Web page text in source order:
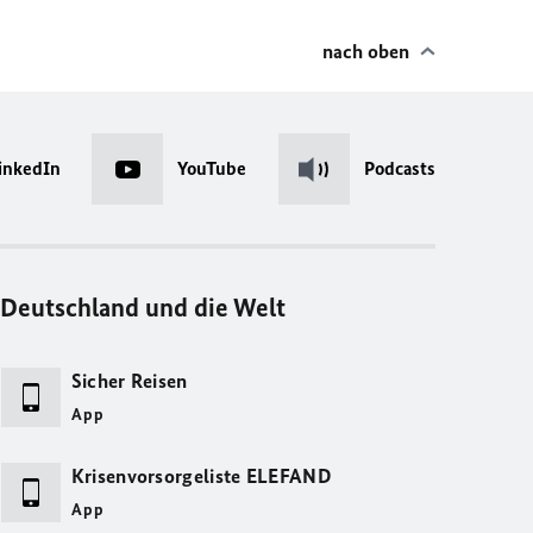
nach oben
YouTube Podcasts
Deutschland und die Welt
Sicher Reisen
App
Krisenvorsorgeliste ELEFAND
App